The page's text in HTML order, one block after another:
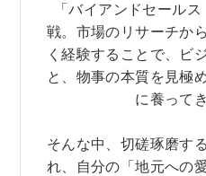
「バイアンドセール
戦。市場のリサーチか
く経験することで、ビ
と、物事の本質を見極
に養って
そんな中、切磋琢磨す
れ、自分の「地元への